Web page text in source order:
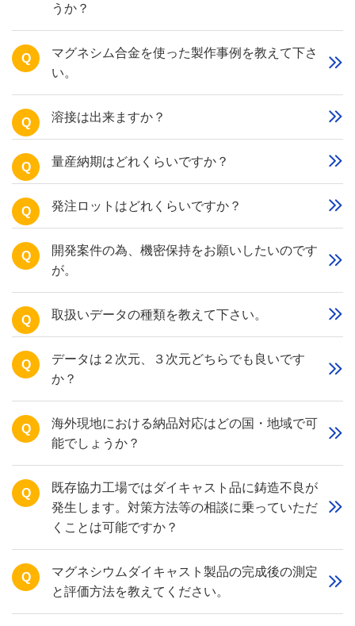
うか？
Q
マグネシム合金を使った製作事例を教えて下さ
い。
Q 溶接は出来ますか？
Q 量産納期はどれくらいですか？
Q 発注ロットはどれくらいですか？
Q
開発案件の為、機密保持をお願いしたいのです
が。
Q 取扱いデータの種類を教えて下さい。
Q
データは２次元、３次元どちらでも良いです
か？
Q
海外現地における納品対応はどの国・地域で可
能でしょうか？
Q
既存協力工場ではダイキャスト品に鋳造不良が
発生します。対策方法等の相談に乗っていただ
くことは可能ですか？
Q
マグネシウムダイキャスト製品の完成後の測定
と評価方法を教えてください。